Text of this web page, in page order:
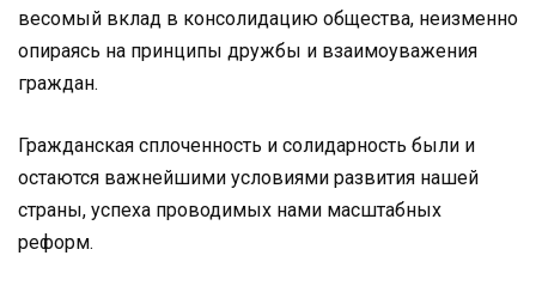
весомый вклад в консолидацию общества, неизменно
опираясь на принципы дружбы и взаимоуважения
граждан.
Гражданская сплоченность и солидарность были и
остаются важнейшими условиями развития нашей
страны, успеха проводимых нами масштабных
реформ.